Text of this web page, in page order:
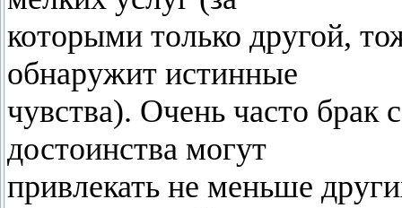
которыми только другой,
обнаружит истинные
чувства). Очень часто
достоинства могут
привлекать не меньше